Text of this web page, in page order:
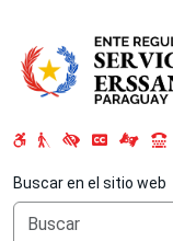
Buscar en el sitio web